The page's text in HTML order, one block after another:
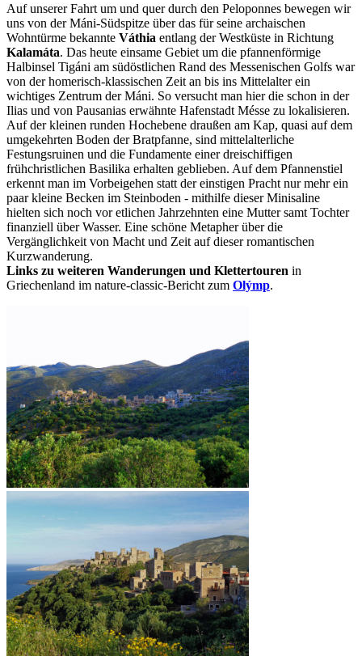
Auf unserer Fahrt um und quer durch den Peloponnes bewegen wir
uns von der Máni-Südspitze über das für seine archaischen
Wohntürme bekannte Váthia entlang der Westküste in Richtung
Kalamáta. Das heute einsame Gebiet um die pfannenförmige
Halbinsel Tigáni am südöstlichen Rand des Messenischen Golfs war
von der homerisch-klassischen Zeit an bis ins Mittelalter ein
wichtiges Zentrum der Máni. So versucht man hier die schon in der
Ilias und von Pausanias erwähnte Hafenstadt Mésse zu lokalisieren.
Auf der kleinen runden Hochebene draußen am Kap, quasi auf dem
umgekehrten Boden der Bratpfanne, sind mittelalterliche
Festungsruinen und die Fundamente einer dreischiffigen
frühchristlichen Basilika erhalten geblieben. Auf dem Pfannenstiel
erkennt man im Vorbeigehen statt der einstigen Pracht nur mehr ein
paar kleine Becken im Steinboden - mithilfe dieser Minisaline
hielten sich noch vor etlichen Jahrzehnten eine Mutter samt Tochter
finanziell über Wasser. Eine schöne Metapher über die
Vergänglichkeit von Macht und Zeit auf dieser romantischen
Kurzwanderung.
Links zu weiteren Wanderungen und Klettertouren in
Griechenland im nature-classic-Bericht zum Olýmp.